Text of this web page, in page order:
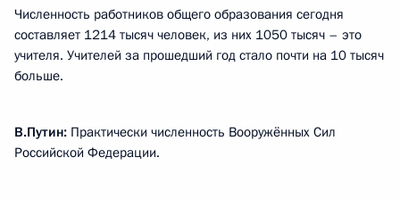
Численность работников общего образования сегодня
составляет 1214 тысяч человек, из них 1050 тысяч – это
учителя. Учителей за прошедший год стало почти на 10 тысяч
больше.
В.Путин: Практически численность Вооружённых Сил
Российской Федерации.